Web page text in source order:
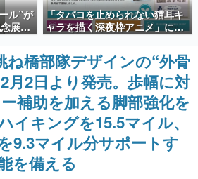
数千以上！ ページビュー数万以上！ などな
々に読まれた、電ファミ渾身の“殿堂入り”記
した。
企画書
リエイターの方々に製作時のエピソードをお
トする企画（ゲーム）とは何か？を探ってい
いてはいけない。『赫本』は、〈試験問題〉
編ホラー小説集です。
訊く
ル”が
展
グッ
「タバコを止められない猫耳キ
ャラを描く深夜枠アニメ」に視
聴者の一部から批判意見。違法
薬物の使用と思しき描写も含め
て、BPOが議論を交わす
ね橋部隊デザインの“外骨
月2日より発売。歩幅に対
補助を加える脚部強化を
イキングを15.5マイル、
9.3マイル分サポートす
を備える